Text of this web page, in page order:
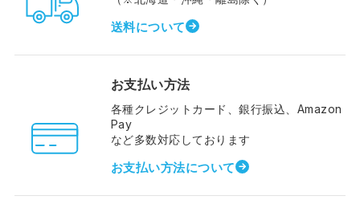
送料について
お支払い方法
各種クレジットカード、銀行振込、Amazon
Pay
など多数対応しております
お支払い方法について